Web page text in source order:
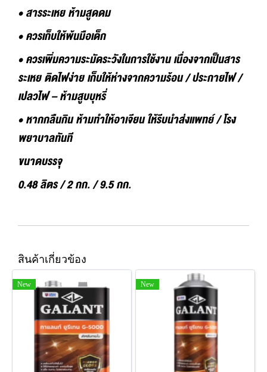
• สารระเหย ห้ามสูดดม
• ควรเก็บให้พ้นมือเด็ก
• ควรเพิ่มความระมัดระวังในการใช้งาน เนื่องจากเป็นสาร
ระเหย ติดไฟง่าย เก็บให้ห่างจากความร้อน / ประกายไฟ /
เปลวไฟ – ห้ามสูบบุหรี่
• หากกลืนกิน ห้ามทำให้อาเจียน ให้รีบนำส่งแพทย์ / โรง
พยาบาลทันที
ขนาดบรรจุ
0.48 ลิตร / 2 กก. / 9.5 กก.
สินค้าเกี่ยวข้อง
New New